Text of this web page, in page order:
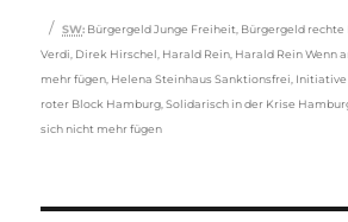
Schlagwörter
SW: Bürgergeld Junge Freiheit Bürgergeld rechte
Verdi Direk Hirschel Harald Rein Harald Rein Wenn
mehr fügen Helena Steinhaus Sanktionsfrei Initiative
roter Block Hamburg ,Solidarisch in der Krise
sich nicht mehr fügen